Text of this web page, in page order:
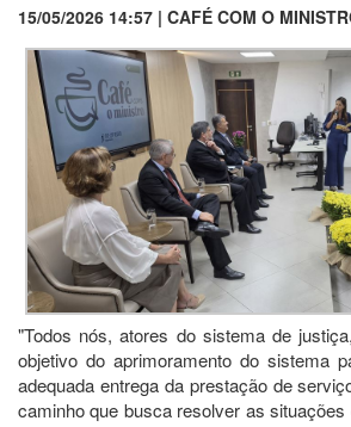
15/05/2026 14:57 | CAFÉ COM O
"Todos nós, atores do sistema de
objetivo do aprimoramento do sistema
adequada entrega da prestação de
caminho que busca resolver as